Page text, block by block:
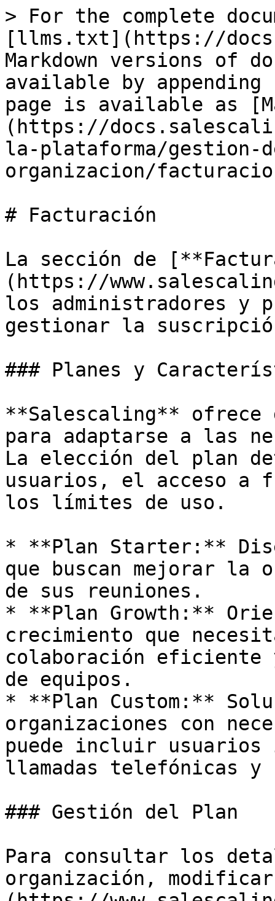
> For the complete
[llms.txt](https://
Markdown versions of
available by
page is available as
(https://
la-plataforma/gestion-
organizacion/
# Facturación
La sección de
(https://
los administradores y
gestionar la
### Planes y
**Salescaling** ofrece
para adaptarse a las
La elección del plan
usuarios, el acceso a
los límites de uso.
* **Plan Starter:**
que buscan mejorar
de sus reuniones.
* **Plan Growth:**
crecimiento que
colaboración eficiente
de equipos.
* **Plan Custom:**
organizaciones con
puede incluir usuarios
llamadas telefónicas
### Gestión del Plan
Para consultar los
organización,